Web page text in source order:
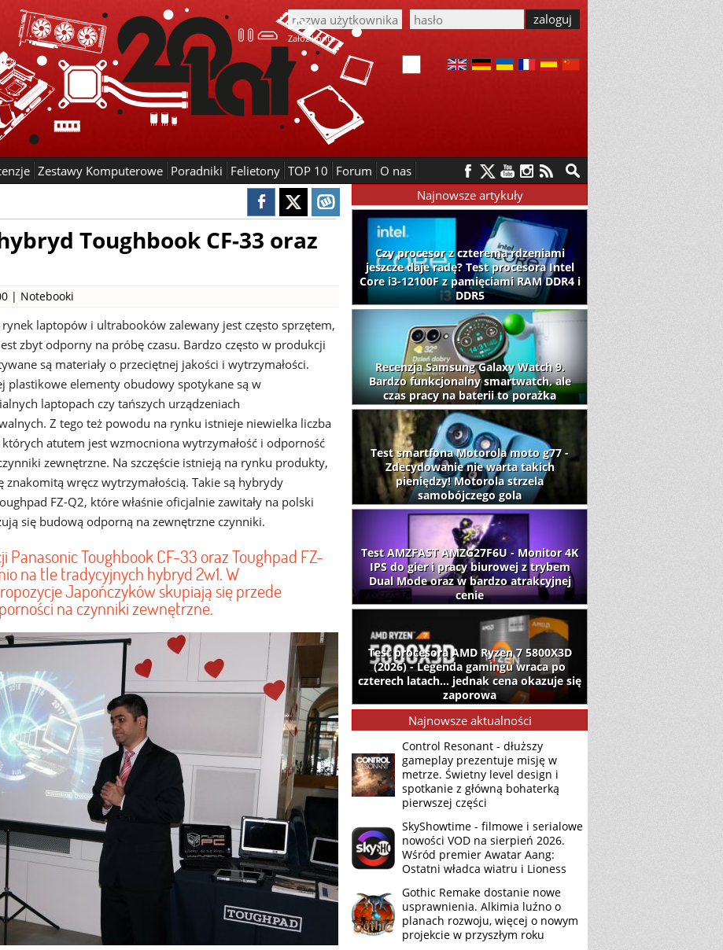
Załóż konto
Zestawy Komputerowe Poradniki Felietony TOP 10 Forum O nas
Toughbook CF-33 oraz
| Notebooki
rynek laptopów i ultrabooków zalewany jest często sprzętem,
zbyt odporny na próbę czasu. Bardzo często w produkcji
są materiały o przeciętnej jakości i wytrzymałości.
plastikowe elementy obudowy spotykane są w
laptopach czy tańszych urządzeniach
Z tego też powodu na rynku istnieje niewielka liczba
atutem jest wzmocniona wytrzymałość i odporność
zewnętrzne. Na szczęście istnieją na rynku produkty,
wręcz wytrzymałością. Takie są hybrydy
FZ-Q2, które właśnie oficjalnie zawitały na polski
się budową odporną na zewnętrzne czynniki.
Panasonic Toughbook CF-33 oraz Toughpad FZ-
na tle tradycyjnych hybryd 2w1. W
Japończyków skupiają się przede
na czynniki zewnętrzne.
Najnowsze artykuły
Czy procesor z czterema rdzeniami
jeszcze daje radę? Test procesora Intel
Core i3-12100F z pamięciami RAM DDR4 i
DDR5
Recenzja Samsung Galaxy Watch 9.
Bardzo funkcjonalny smartwatch, ale
czas pracy na baterii to porażka
Test smartfona Motorola moto g77 -
Zdecydowanie nie warta takich
pieniędzy! Motorola strzela
samobójczego gola
Test AMZFAST AMZG27F6U - Monitor 4K
IPS do gier i pracy biurowej z trybem
Dual Mode oraz w bardzo atrakcyjnej
cenie
Test procesora AMD Ryzen 7 5800X3D
(2026) - Legenda gamingu wraca po
czterech latach... jednak cena okazuje się
zaporowa
Najnowsze aktualności
Control Resonant - dłuższy
gameplay prezentuje misję w
metrze. Świetny level design i
spotkanie z główną bohaterką
pierwszej części
SkyShowtime - filmowe i serialowe
nowości VOD na sierpień 2026.
Wśród premier Awatar Aang:
Ostatni władca wiatru i Lioness
Gothic Remake dostanie nowe
usprawnienia. Alkimia luźno o
planach rozwoju, więcej o nowym
projekcie w przyszłym roku